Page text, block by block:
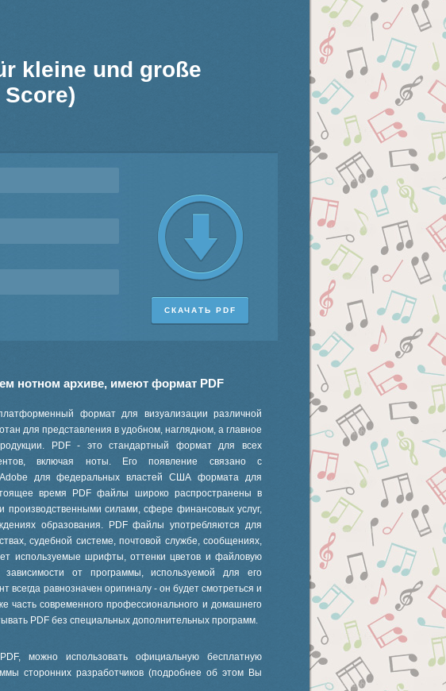
kleine und große
СКАЧАТЬ PDF
нотном архиве, имеют формат PDF
формат для визуализации различной
для представления в удобном, наглядном, а главное
PDF - это стандартный формат для всех
включая ноты. Его появление связано с
Adobe для федеральных властей США формата для
время PDF файлы широко распространены в
производственными силами, сфере финансовых услуг,
образования. PDF файлы употребляются для
судебной системе, почтовой службе, сообщениях,
используемые шрифты, оттенки цветов и файловую
зависимости от программы, используемой для его
всегда равнозначен оригиналу - он будет смотреться и
часть современного профессионального и домашнего
PDF без специальных дополнительных программ.
можно использовать официальную бесплатную
сторонних разработчиков (подробнее об этом Вы